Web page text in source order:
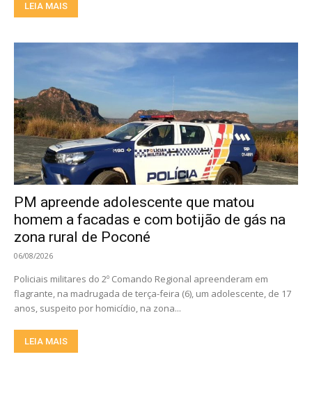
LEIA MAIS
PM apreende adolescente que matou
homem a facadas e com botijão de gás na
zona rural de Poconé
06/08/2026
Policiais militares do 2º Comando Regional apreenderam em
flagrante, na madrugada de terça-feira (6), um adolescente, de 17
anos, suspeito por homicídio, na zona...
LEIA MAIS